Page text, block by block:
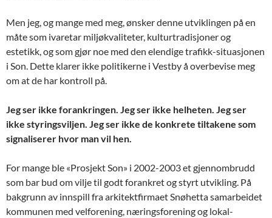
Men jeg, og mange med meg, ønsker denne utviklingen på en
måte som ivaretar miljøkvaliteter, kulturtradisjoner og
estetikk, og som gjør noe med den elendige trafikk-situasjonen
i Son. Dette klarer ikke politikerne i Vestby å overbevise meg
om at de har kontroll på.
Jeg ser ikke forankringen. Jeg ser ikke helheten. Jeg ser
ikke styringsviljen. Jeg ser ikke de konkrete tiltakene som
signaliserer hvor man vil hen.
For mange ble «Prosjekt Son» i 2002-2003 et gjennombrudd
som bar bud om vilje til godt forankret og styrt utvikling. På
bakgrunn av innspill fra arkitektfirmaet Snøhetta samarbeidet
kommunen med velforening, næringsforening og lokal-